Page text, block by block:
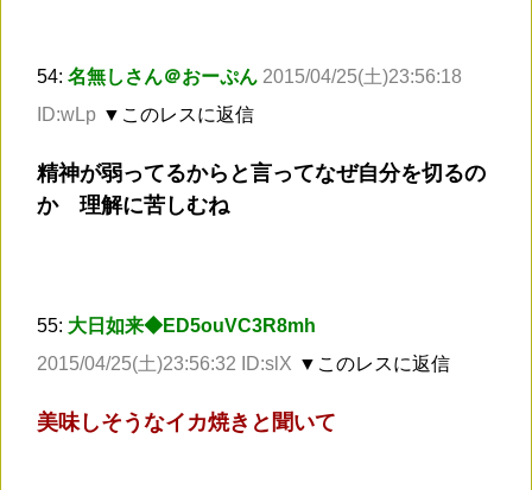
54: 名無しさん＠おーぷん 2015/04/25(土)23:56:18
ID:wLp ▼このレスに返信
精神が弱ってるからと言ってなぜ自分を切るの
か 理解に苦しむね
55: 大日如来◆ED5ouVC3R8mh
2015/04/25(土)23:56:32 ID:slX ▼このレスに返信
美味しそうなイカ焼きと聞いて